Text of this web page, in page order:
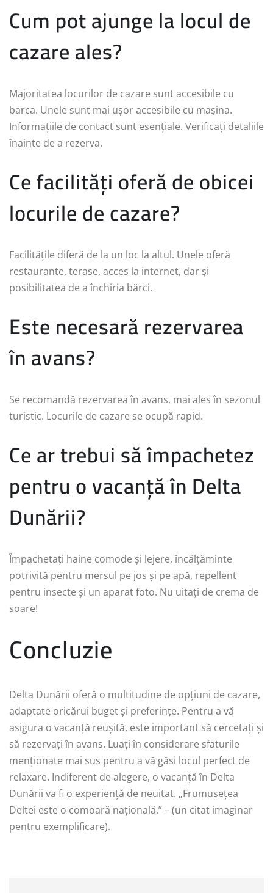
Cum pot ajunge la locul de
cazare ales?
Majoritatea locurilor de cazare sunt accesibile cu
barca. Unele sunt mai ușor accesibile cu mașina.
Informațiile de contact sunt esențiale. Verificați detaliile
înainte de a rezerva.
Ce facilități oferă de obicei
locurile de cazare?
Facilitățile diferă de la un loc la altul. Unele oferă
restaurante, terase, acces la internet, dar și
posibilitatea de a închiria bărci.
Este necesară rezervarea
în avans?
Se recomandă rezervarea în avans, mai ales în sezonul
turistic. Locurile de cazare se ocupă rapid.
Ce ar trebui să împachetez
pentru o vacanță în Delta
Dunării?
Împachetați haine comode și lejere, încălțăminte
potrivită pentru mersul pe jos și pe apă, repellent
pentru insecte și un aparat foto. Nu uitați de crema de
soare!
Concluzie
Delta Dunării oferă o multitudine de opțiuni de cazare,
adaptate oricărui buget și preferințe. Pentru a vă
asigura o vacanță reușită, este important să cercetați și
să rezervați în avans. Luați în considerare sfaturile
menționate mai sus pentru a vă găsi locul perfect de
relaxare. Indiferent de alegere, o vacanță în Delta
Dunării va fi o experiență de neuitat. „Frumusețea
Deltei este o comoară națională.” – (un citat imaginar
pentru exemplificare).